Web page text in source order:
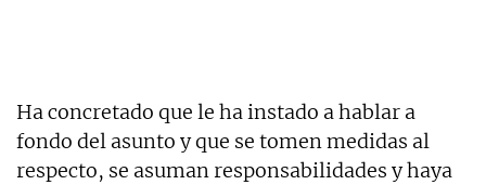
Ha concretado que le ha instado a hablar a
fondo del asunto y que se tomen medidas al
respecto, se asuman responsabilidades y haya